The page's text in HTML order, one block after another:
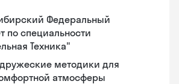
Федеральный
по специальности
Техника"
методики для
атмосферы